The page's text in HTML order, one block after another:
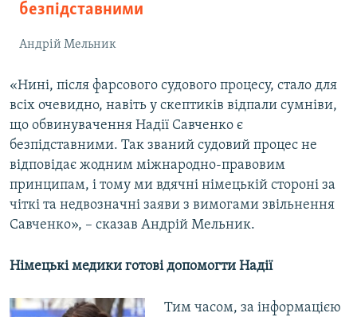
безпідставними
Андрій Мельник
«Нині, після фарсового судового процесу, стало для
всіх очевидно, навіть у скептиків відпали сумніви,
що обвинувачення Надії Савченко є
безпідставними. Так званий судовий процес не
відповідає жодним міжнародно-правовим
принципам, і тому ми вдячні німецькій стороні за
чіткі та недвозначні заяви з вимогами звільнення
Савченко», – сказав Андрій Мельник.
Німецькі медики готові допомогти Надії
Тим часом, за інформацією